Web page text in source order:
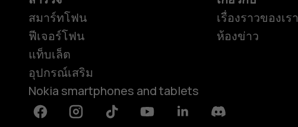
สมาร์ทโฟน
ฟีเจอร์โฟน
แท็บเล็ต
อุปกรณ์เสริม
Nokia smartphones and tablets
เรื่องราวของเรา
ห้องข่าว
FacebookInstagramTiktok YoutubeLinkedinDiscord